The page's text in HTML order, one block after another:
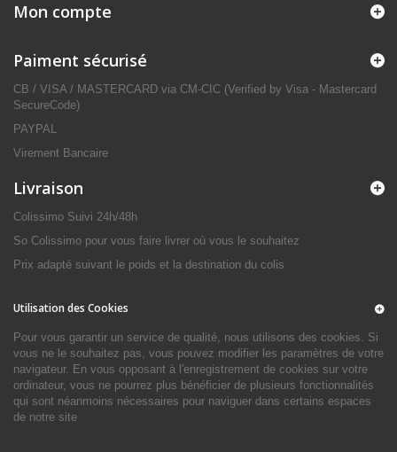
Mon compte
Paiment sécurisé
CB / VISA / MASTERCARD via CM-CIC (Verified by Visa - Mastercard
SecureCode)
PAYPAL
Virement Bancaire
Livraison
Colissimo Suivi 24h/48h
So Colissimo pour vous faire livrer où vous le souhaitez
Prix adapté suivant le poids et la destination du colis
Utilisation des Cookies
Pour vous garantir un service de qualité, nous utilisons des cookies. Si
vous ne le souhaitez pas, vous pouvez modifier les paramètres de votre
navigateur. En vous opposant à l'enregistrement de cookies sur votre
ordinateur, vous ne pourrez plus bénéficier de plusieurs fonctionnalités
qui sont néanmoins nécessaires pour naviguer dans certains espaces
de notre site